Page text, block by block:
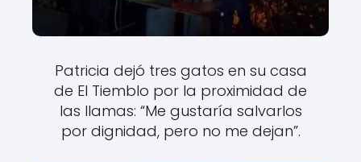
Patricia dejó tres gatos en su casa
de El Tiemblo por la proximidad de
las llamas: “Me gustaría salvarlos
por dignidad, pero no me dejan”.